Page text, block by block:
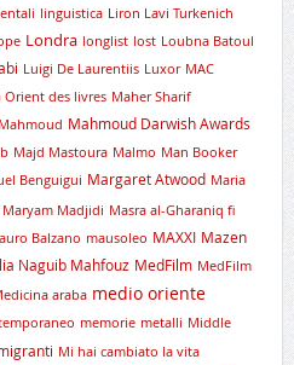
linguistica Liron Lavi Turkenich
Londra longlist lost Loubna Batoul
Luigi De Laurentiis Luxor MAC
Orient des livres Maher Sharif
Mahmoud Darwish Awards
Majd Mastoura Malmo Man Booker
Benguigui Margaret Atwood Maria
Maryam Madjidi Masra al-Gharaniq fi
Balzano mausoleo MAXXI Mazen
Naguib Mahfouz MedFilm MedFilm
araba medio oriente
memorie metalli Middle
Mi hai cambiato la vita